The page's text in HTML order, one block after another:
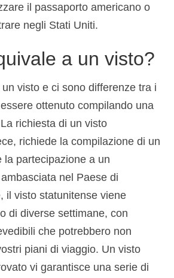
il passaporto americano o
negli Stati Uniti.
a un visto?
un visto e ci sono differenze tra i
ottenuto compilando una
richiesta di un visto
richiede la compilazione di un
la partecipazione a un
nel Paese di
il visto statunitense viene
di diverse settimane, con
che potrebbero non
piani di viaggio. Un visto
vi garantisce una serie di